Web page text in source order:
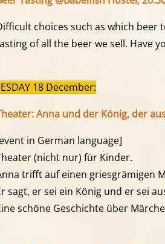
choices such as which
of all the beer we sell. Have
18 December:
Anna und der König, der
in German language]
(nicht nur) für Kinder.
trifft auf einen griesgrämigen
sagt, er sei ein König und er sei
schöne Geschichte über